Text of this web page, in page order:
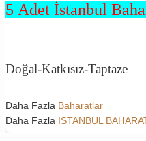
5 Adet İstanbul
Doğal-Katkısız-Taptaze
Daha Fazla Baharatlar
Daha Fazla İSTANBUL